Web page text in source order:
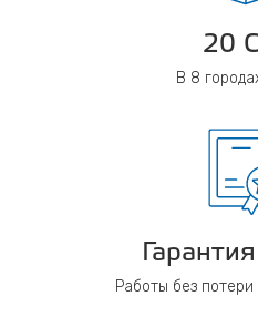
20
В 8
Работы без